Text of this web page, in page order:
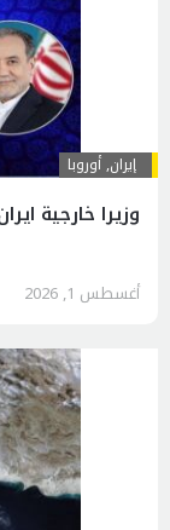
إيران,أوروبا
وزيرا خارجية
أغسطس 1, 2026